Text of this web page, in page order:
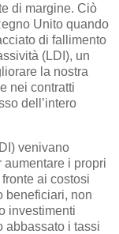
di margine. Ciò
Unito quando
di fallimento
(LDI), un
la nostra
nei contratti
dell’intero
venivano
i propri
ai costosi
beneficiari, non
investimenti
abbassato i tassi